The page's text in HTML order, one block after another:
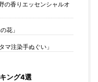
の香りエッセンシャルオ
花」
マ注染手ぬぐい」
ング4選